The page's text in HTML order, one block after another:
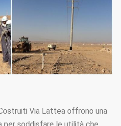
Via Lattea offrono una